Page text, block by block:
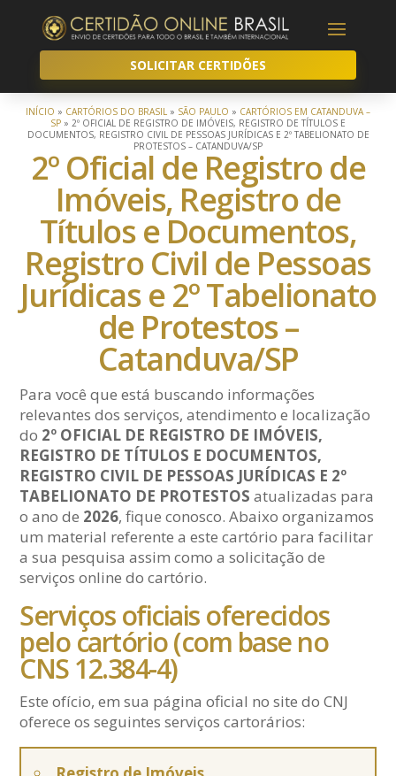
SOLICITAR CERTIDÕES
INÍCIO » CARTÓRIOS DO BRASIL » SÃO PAULO » CARTÓRIOS EM CATANDUVA –
SP » 2º OFICIAL DE REGISTRO DE IMÓVEIS, REGISTRO DE TÍTULOS E
DOCUMENTOS, REGISTRO CIVIL DE PESSOAS JURÍDICAS E 2º TABELIONATO DE
PROTESTOS – CATANDUVA/SP
2º Oficial de Registro de
Imóveis, Registro de
Títulos e Documentos,
Registro Civil de Pessoas
Jurídicas e 2º Tabelionato
de Protestos –
Catanduva/SP
Para você que está buscando informações
relevantes dos serviços, atendimento e localização
do 2º OFICIAL DE REGISTRO DE IMÓVEIS,
REGISTRO DE TÍTULOS E DOCUMENTOS,
REGISTRO CIVIL DE PESSOAS JURÍDICAS E 2º
TABELIONATO DE PROTESTOS atualizadas para
o ano de 2026, fique conosco. Abaixo organizamos
um material referente a este cartório para facilitar
a sua pesquisa assim como a solicitação de
serviços online do cartório.
Serviços oficiais oferecidos
pelo cartório (com base no
CNS 12.384-4)
Este ofício, em sua página oficial no site do CNJ
oferece os seguintes serviços cartorários: